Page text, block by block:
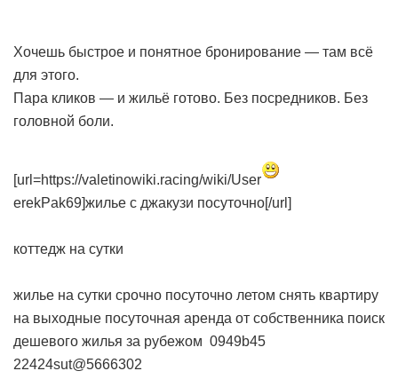
Хочешь быстрое и понятное бронирование — там всё
для этого.
Пара кликов — и жильё готово. Без посредников. Без
головной боли.
[url=https://valetinowiki.racing/wiki/User
erekPak69]жилье с джакузи посуточно[/url]
коттедж на сутки
жилье на сутки срочно посуточно летом снять квартиру
на выходные посуточная аренда от собственника поиск
дешевого жилья за рубежом 0949b45
22424sut@5666302